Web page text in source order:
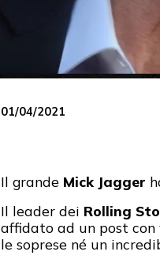
01/04/2021
Il grande Mick Jagger
Il leader dei Rolling
affidato ad un post con
le soprese né un